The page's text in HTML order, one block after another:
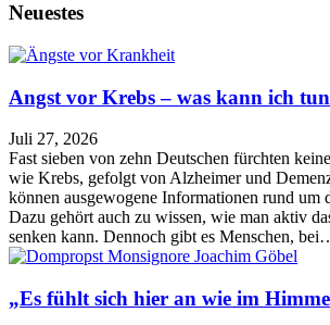
Neuestes
Angst vor Krebs – was kann ich
Juli 27, 2026
Fast sieben von zehn Deutschen fürchten
wie Krebs, gefolgt von Alzheimer und
können ausgewogene Informationen rund um
Dazu gehört auch zu wissen, wie man aktiv
senken kann. Dennoch gibt es Menschen,
„Es fühlt sich hier an wie im